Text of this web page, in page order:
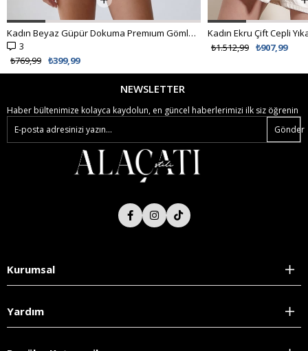
Kadın Beyaz Güpür Dokuma Premıum Gömlek ALC-X4366
3
₺399,99
₺769,99
₺907,99
₺1.512,99
NEWSLETTER
Haber bültenimize kolayca kaydolun, en güncel haberlerimizi ilk siz öğrenin
Gönder
Kurumsal
Yardım